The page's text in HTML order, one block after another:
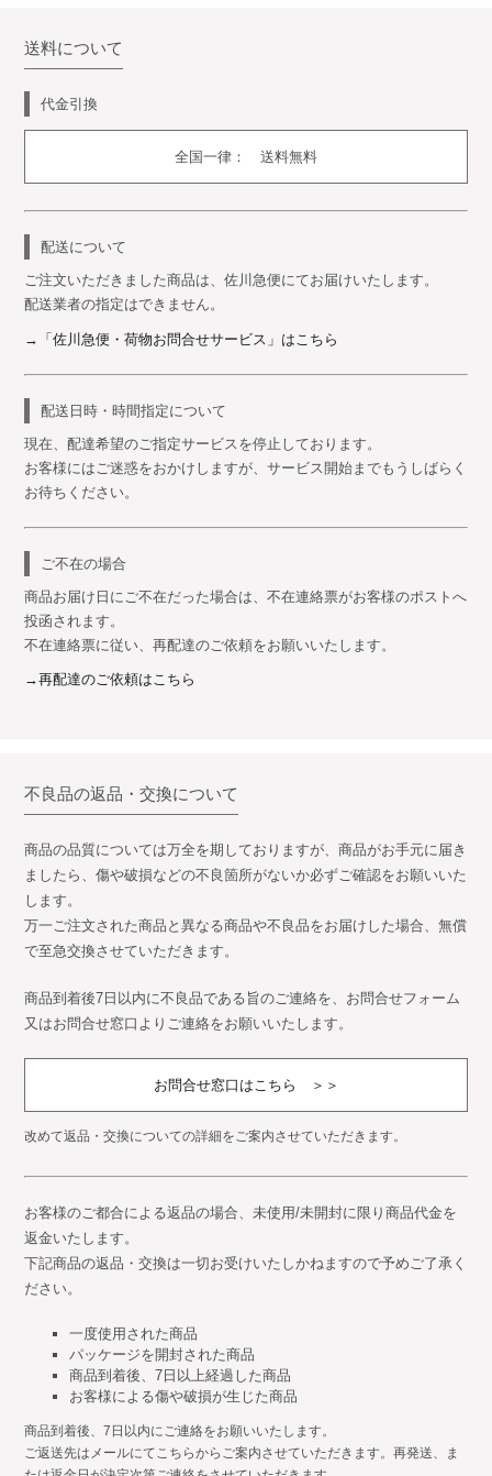
送料について
代金引換
全国一律： 送料無料
配送について
ご注文いただきました商品は、佐川急便にてお届けいたします。
配送業者の指定はできません。
→「佐川急便・荷物お問合せサービス」はこちら
配送日時・時間指定について
現在、配達希望のご指定サービスを停止しております。
お客様にはご迷惑をおかけしますが、サービス開始までもうしばらく
お待ちください。
ご不在の場合
商品お届け日にご不在だった場合は、不在連絡票がお客様のポストへ
投函されます。
不在連絡票に従い、再配達のご依頼をお願いいたします。
→再配達のご依頼はこちら
不良品の返品・交換について
商品の品質については万全を期しておりますが、商品がお手元に届き
ましたら、傷や破損などの不良箇所がないか必ずご確認をお願いいた
します。
万一ご注文された商品と異なる商品や不良品をお届けした場合、無償
で至急交換させていただきます。
商品到着後7日以内に不良品である旨のご連絡を、お問合せフォーム
又はお問合せ窓口よりご連絡をお願いいたします。
お問合せ窓口はこちら ＞＞
改めて返品・交換についての詳細をご案内させていただきます。
お客様のご都合による返品の場合、未使用/未開封に限り商品代金を
返金いたします。
下記商品の返品・交換は一切お受けいたしかねますので予めご了承く
ださい。
一度使用された商品
パッケージを開封された商品
商品到着後、7日以上経過した商品
お客様による傷や破損が生じた商品
商品到着後、7日以内にご連絡をお願いいたします。
ご返送先はメールにてこちらからご案内させていただきます。再発送、ま